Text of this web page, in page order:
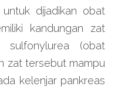
dijadikan obat
kandungan zat
(obat
zat tersebut mampu
kelenjar pankreas